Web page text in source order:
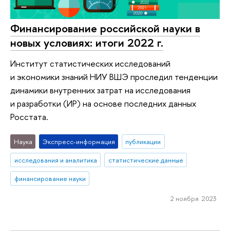
Финансирование российской науки в
новых условиях: итоги 2022 г.
Институт статистических исследований
и экономики знаний НИУ ВШЭ проследил тенденции
динамики внутренних затрат на исследования
и разработки (ИР) на основе последних данных
Росстата.
Наука Экспресс-информация
публикации
исследования и аналитика
статистические данные
финансирование науки
2 ноября 2023